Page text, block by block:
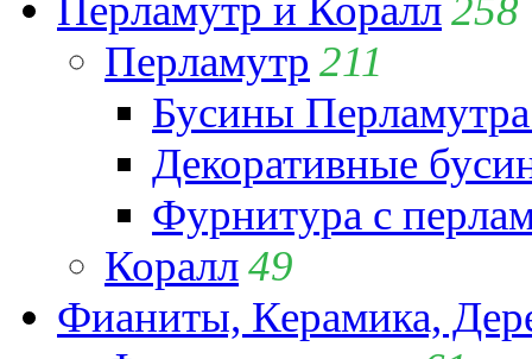
Перламутр 211
Бусины
Декоративные
Фурнитура с
Коралл49
Фианиты, Керамика,